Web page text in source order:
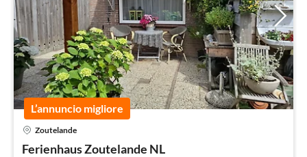
L’annuncio migliore
Zoutelande
Ferienhaus Zoutelande NL